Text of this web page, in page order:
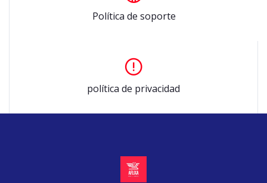
Política de soporte
política de privacidad